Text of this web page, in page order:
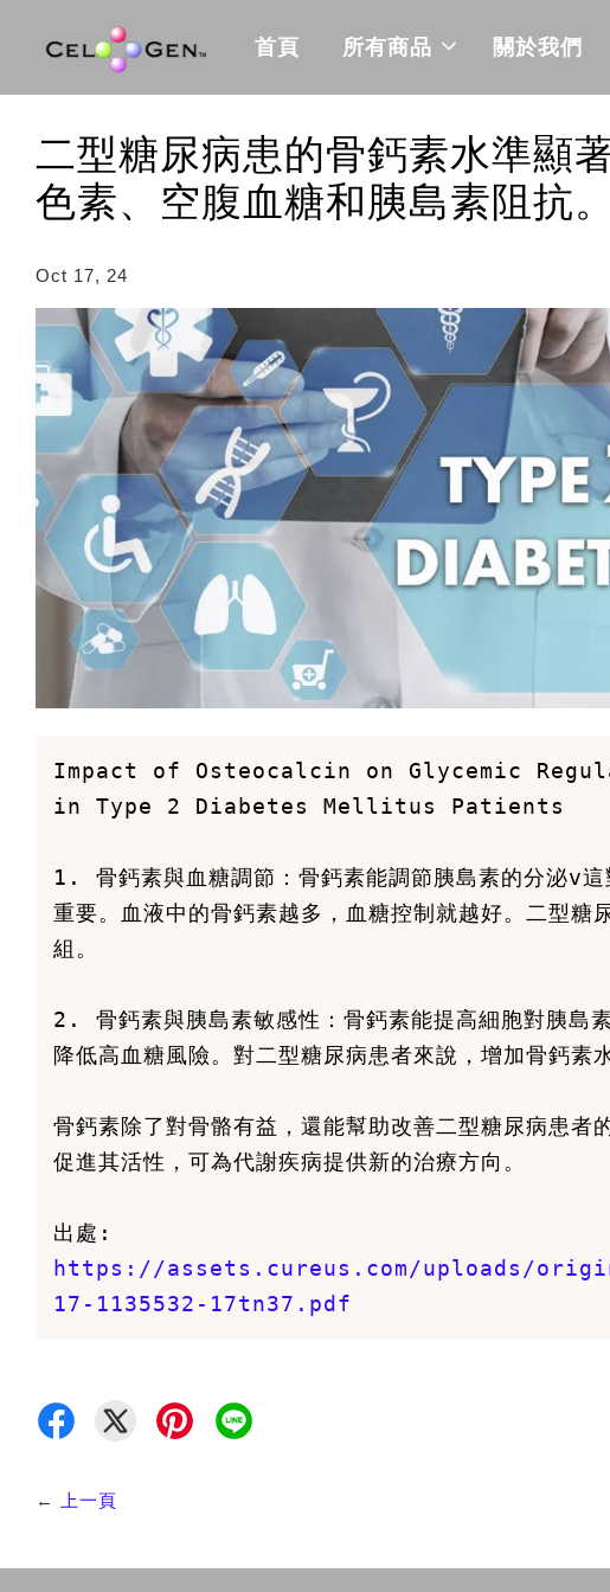
首頁 所有商品 關於我們
二型糖尿病患的骨鈣素水準顯
色素、空腹血糖和胰島素阻抗。
Oct 17, 24
Impact of Osteocalcin on Glycemic
in Type 2 Diabetes Mellitus Patients
1. 骨鈣素與血糖調節：骨鈣素能調節胰島素的分泌v
重要。血液中的骨鈣素越多，血糖控制就越好。二型糖
組。
2. 骨鈣素與胰島素敏感性：骨鈣素能提高細胞對胰島
降低高血糖風險。對二型糖尿病患者來說，增加骨鈣素
骨鈣素除了對骨骼有益，還能幫助改善二型糖尿病患者
促進其活性，可為代謝疾病提供新的治療方向。
出處:
https://assets.cureus.com/uploads/
17-1135532-17tn37.pdf
← 上一頁